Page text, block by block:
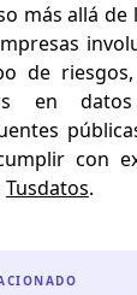
más allá de
de
en datos
con
Tusdatos.